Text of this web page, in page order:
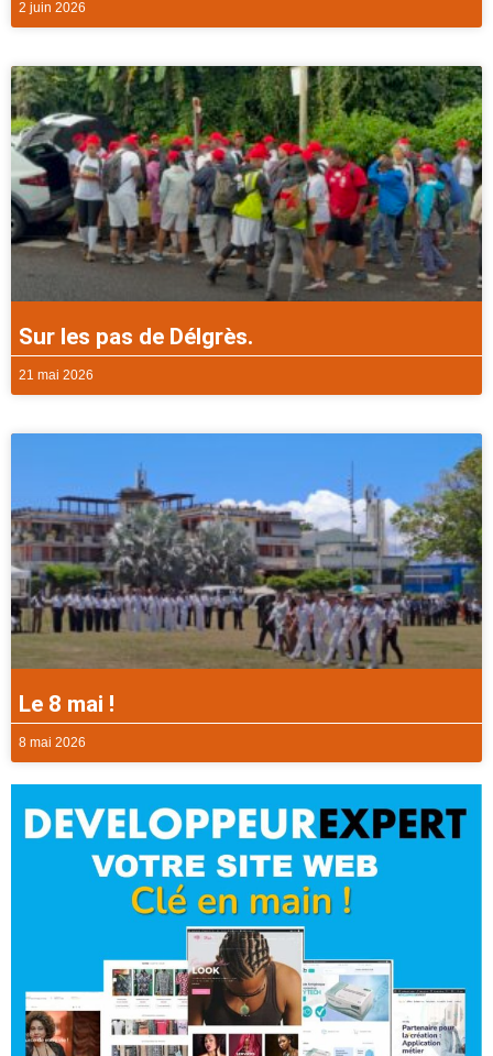
2 juin 2026
Sur les pas de Délgrès.
21 mai 2026
Le 8 mai !
8 mai 2026